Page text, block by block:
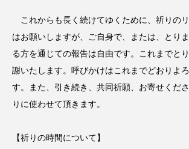
これからも長く続けてゆくために、祈りの
はお願いしますが、ご自身で、または、とり
る方を通じての報告は自由です。これまでと
謝いたします。呼びかけはこれまでどおりよ
す。また、引き続き、共同祈願、お寄せくだ
りに使わせて頂きます。
【祈りの時間について】